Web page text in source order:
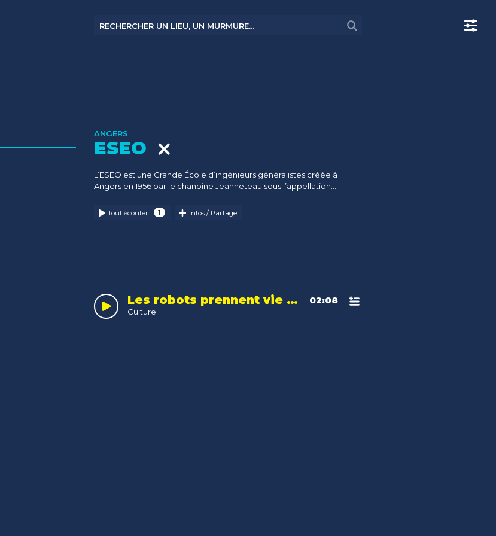
ANGERS
ESEO
L’ESEO est une Grande École d’ingénieurs généralistes créée à
Angers en 1956 par le chanoine Jeanneteau sous l’appellation...
Tout écouter Infos / Partage
Les robots prennent vie avec ESEO Robot
Culture
02:08